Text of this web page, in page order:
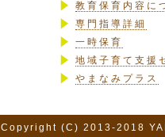
教育保育内容に
専門指導詳細
一時保育
地域子育て支援
やまなみプラス
Copyright (C) 2013-2018